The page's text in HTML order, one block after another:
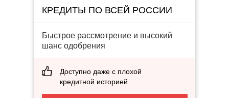
КРЕДИТЫ ПО ВСЕЙ РОССИИ
Быстрое рассмотрение и высокий
шанс одобрения
Доступно даже с плохой
кредитной историей